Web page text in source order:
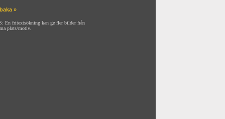
»
En fritextsökning kan ge fler bilder från
plats/motiv.